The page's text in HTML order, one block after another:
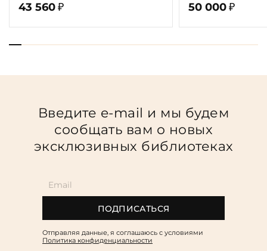
43 560 ₽ 50 000 ₽
Введите e-mail и мы будем
сообщать вам о новых
эксклюзивных библиотеках
ПОДПИСАТЬСЯ
Отправляя данные, я соглашаюсь c условиями
Политика конфиденциальности